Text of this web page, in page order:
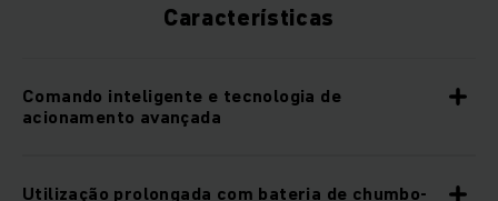
Características
Comando inteligente e tecnologia de
acionamento avançada
Utilização prolongada com bateria de chumbo-